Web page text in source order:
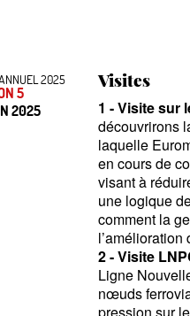
2025
5
2025
Visites
1 - Visite sur
découvrirons
laquelle
en cours de
visant à
une logique
comment la
2 - Visite
Ligne
nœuds